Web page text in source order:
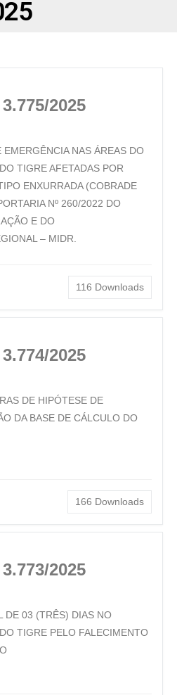
2025
NAS ÁREAS DO
TIGRE AFETADAS POR
ENXURRADA (COBRADE
Nº 260/2022 DO
E DO
– MIDR.
116 Downloads
2025
DE HIPÓTESE DE
DA BASE DE CÁLCULO DO
166 Downloads
2025
DE 03 (TRÊS) DIAS NO
TIGRE PELO FALECIMENTO